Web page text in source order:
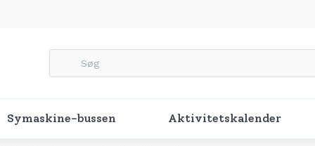
Symaskine-bussen Aktivitetskalender